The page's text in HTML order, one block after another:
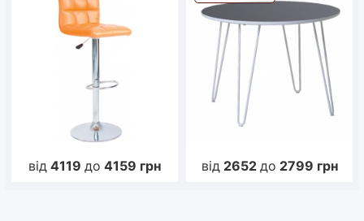
від 4119 до 4159 грн від 2652 до 2799 грн